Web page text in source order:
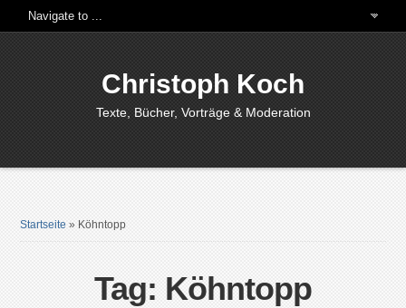
Christoph Koch
Texte, Bücher, Vorträge & Moderation
Startseite » Köhntopp
Tag: Köhntopp